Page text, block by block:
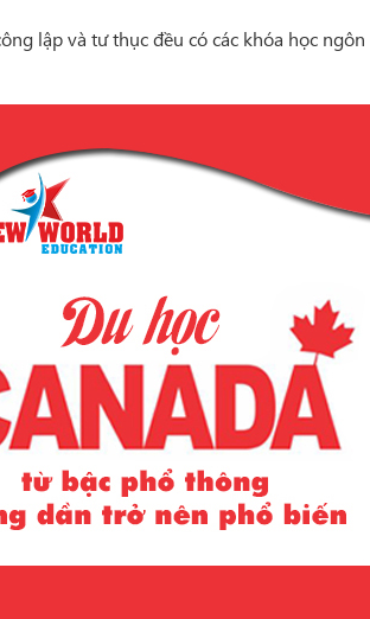
lập và tư thục đều có các khóa học